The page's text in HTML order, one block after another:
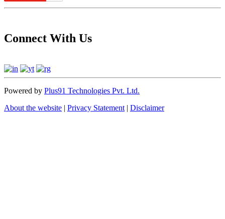
Connect With Us
Powered by Plus91 Technologies Pvt. Ltd.
About the website | Privacy Statement | Disclaimer